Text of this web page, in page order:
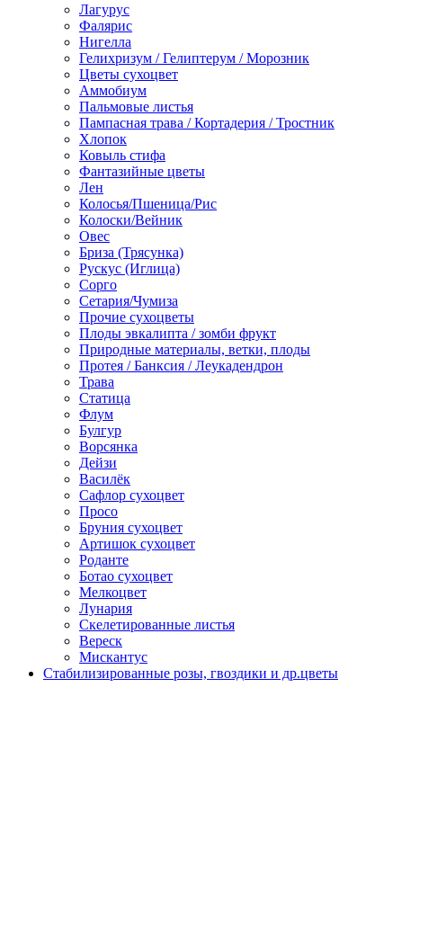
Лагурус
Фалярис
Нигелла
Гелихризум / Гелиптерум / Морозник
Цветы сухоцвет
Аммобиум
Пальмовые листья
Пампасная трава / Кортадерия / Тростник
Хлопок
Ковыль стифа
Фантазийные цветы
Лен
Колосья/Пшеница/Рис
Колоски/Вейник
Овес
Бриза (Трясунка)
Рускус (Иглица)
Сорго
Сетария/Чумиза
Прочие сухоцветы
Плоды эвкалипта / зомби фрукт
Природные материалы, ветки, плоды
Протея / Банксия / Леукадендрон
Трава
Статица
Флум
Булгур
Ворсянка
Дейзи
Василёк
Сафлор сухоцвет
Просо
Бруния сухоцвет
Артишок сухоцвет
Роданте
Ботао сухоцвет
Мелкоцвет
Лунария
Скелетированные листья
Вереск
Мискантус
Стабилизированные розы, гвоздики и др.цветы